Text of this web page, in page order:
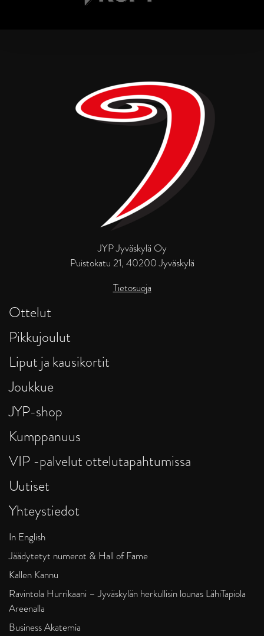
JYP Jyväskylä Oy
Puistokatu 21, 40200 Jyväskylä
Tietosuoja
Ottelut
Pikkujoulut
Liput ja kausikortit
Joukkue
JYP-shop
Kumppanuus
VIP -palvelut ottelutapahtumissa
Uutiset
Yhteystiedot
In English
Jäädytetyt numerot & Hall of Fame
Kallen Kannu
Ravintola Hurrikaani – Jyväskylän herkullisin lounas LähiTapiola
Areenalla
Business Akatemia